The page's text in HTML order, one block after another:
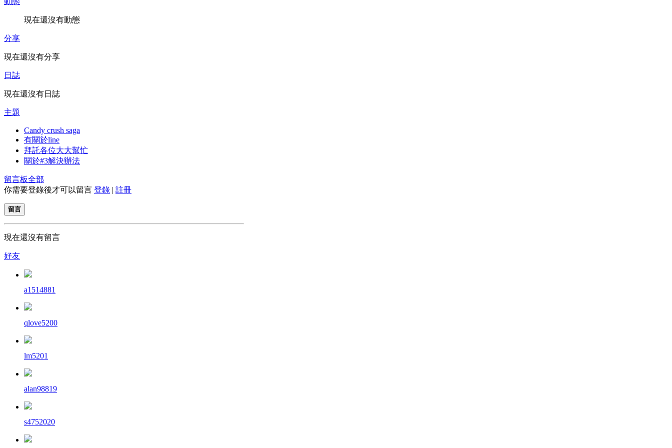
現在還沒有動態
分享
現在還沒有分享
日誌
現在還沒有日誌
主題
Candy crush saga
有關於line
拜託各位大大幫忙
關於#3解決辦法
留言板全部
你需要登錄後才可以留言 登錄 | 註冊
留言
現在還沒有留言
好友
a1514881
qlove5200
lm5201
alan98819
s4752020